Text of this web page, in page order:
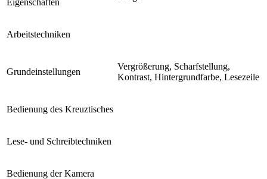
Arbeitstechniken
Grundeinstellungen
Vergrößerung, Scharfstellung,
Kontrast, Hintergrundfarbe, Lesezeile
Bedienung des Kreuztisches
Lese- und Schreibtechniken
Bedienung der Kamera